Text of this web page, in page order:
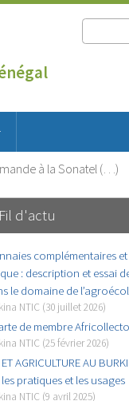
à la Sonatel (…)
Fil d'actu
complémentaires
: description et essai
le domaine de
NTIC (30 juillet 2026)
de membre
NTIC (25 février 2026)
AGRICULTURE AU
pratiques et les usages
NTIC (9 avril 2025)